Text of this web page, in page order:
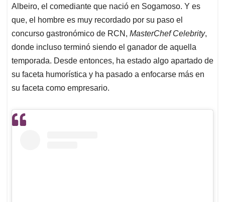
p
p
o
k
I
n
s
Albeiro, el comediante que nació en Sogamoso. Y es
que, el hombre es muy recordado por su paso el
concurso gastronómico de RCN, MasterChef Celebrity,
donde incluso terminó siendo el ganador de aquella
temporada. Desde entonces, ha estado algo apartado de
su faceta humorística y ha pasado a enfocarse más en
su faceta como empresario.